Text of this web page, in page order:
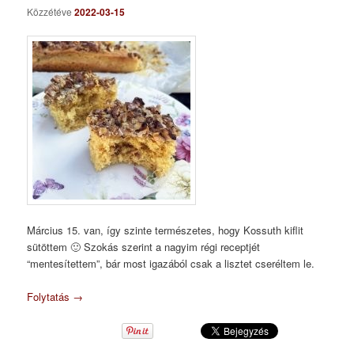
Közzétéve2022-03-15
Március 15. van, így szinte természetes, hogy Kossuth kiflit
sütöttem 🙂 Szokás szerint a nagyim régi receptjét
“mentesítettem”, bár most igazából csak a lisztet cseréltem le.
Folytatás →